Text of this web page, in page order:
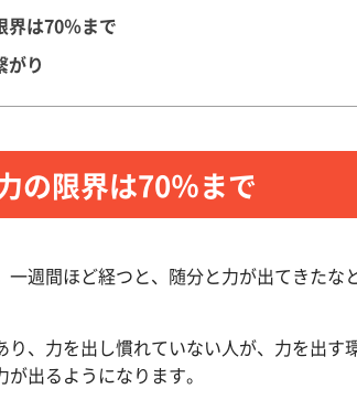
界は70％まで
がり
の限界は70％まで
週間ほど経つと、随分と力が出てきたな
り、力を出し慣れていない人が、力を出す
出るようになります。